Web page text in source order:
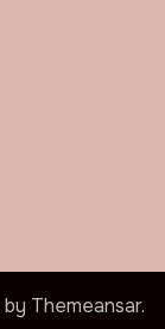
by Themeansar.